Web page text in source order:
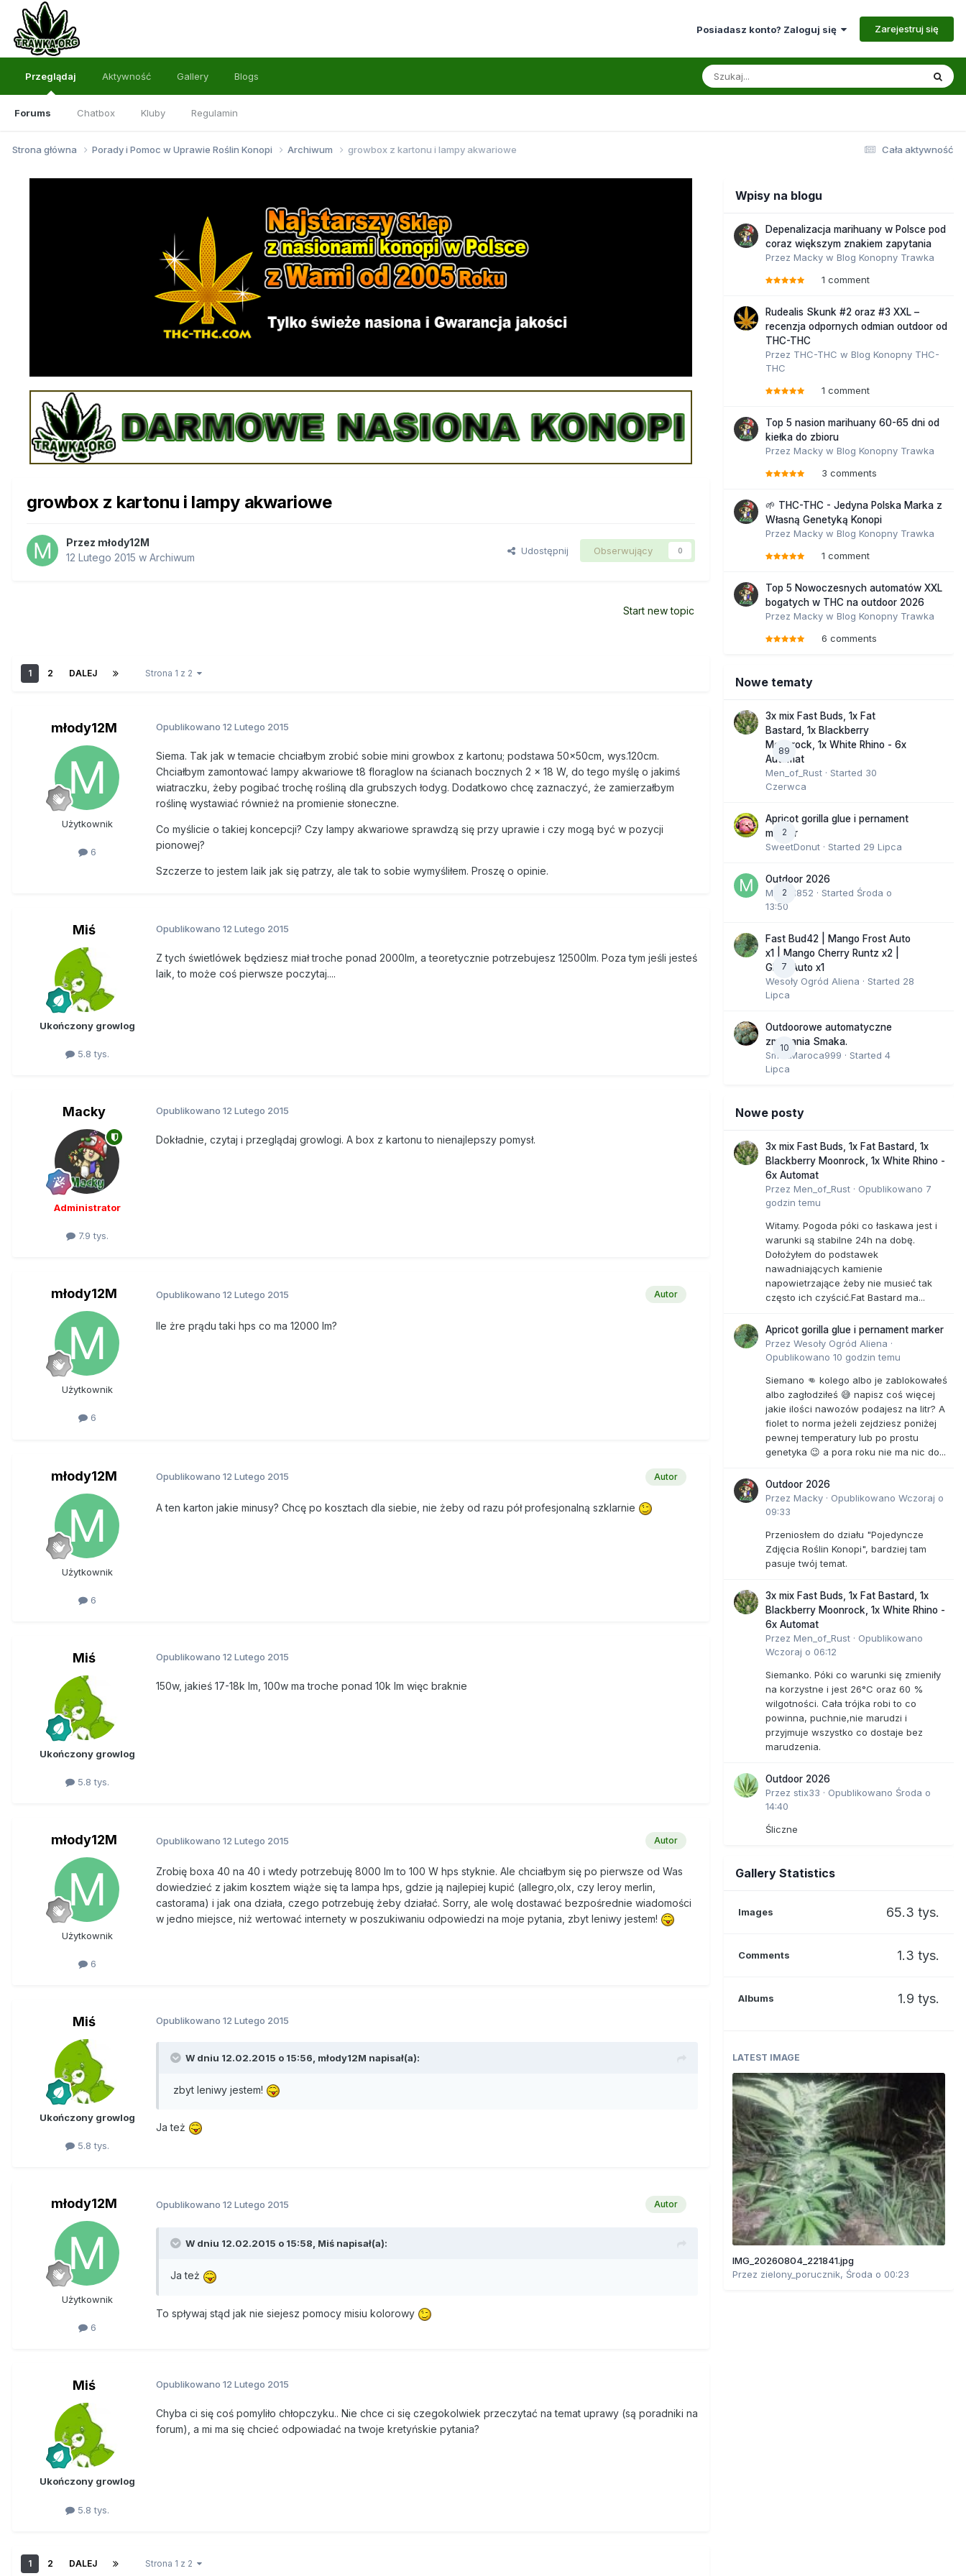
Posiadasz konto? Zaloguj się Zarejestruj się
Przeglądaj
Forums Chatbox Kluby Regulamin
Aktywność Gallery Blogs
Cała aktywność
Strona główna Porady i Pomoc w Uprawie Roślin Konopi Archiwum growbox z kartonu i lampy akwariowe
growbox z kartonu i lampy akwariowe
Przez młody12M
12 Lutego 2015 w Archiwum
Udostępnij Obserwujący 0
Start new topic
1 2 DALEJ Strona 1 z 2
młody12M
Użytkownik
6
Opublikowano 12 Lutego 2015
Siema. Tak jak w temacie chciałbym zrobić sobie mini growbox z kartonu; podstawa 50x50cm, wys.120cm.
Chciałbym zamontować lampy akwariowe t8 floraglow na ścianach bocznych 2 x 18 W, do tego myślę o jakimś
wiatraczku, żeby pogibać trochę rośliną dla grubszych łodyg. Dodatkowo chcę zaznaczyć, że zamierzałbym
roślinę wystawiać również na promienie słoneczne.
Co myślicie o takiej koncepcji? Czy lampy akwariowe sprawdzą się przy uprawie i czy mogą być w pozycji
pionowej?
Szczerze to jestem laik jak się patrzy, ale tak to sobie wymyśliłem. Proszę o opinie.
Miś
Ukończony growlog
5.8 tys.
Opublikowano 12 Lutego 2015
Z tych świetlówek będziesz miał troche ponad 2000lm, a teoretycznie potrzebujesz 12500lm. Poza tym jeśli jesteś
laik, to może coś pierwsze poczytaj....
Macky
Administrator
7.9 tys.
Opublikowano 12 Lutego 2015
Dokładnie, czytaj i przeglądaj growlogi. A box z kartonu to nienajlepszy pomysł.
młody12M
Użytkownik
6
Autor
Opublikowano 12 Lutego 2015
Ile żre prądu taki hps co ma 12000 lm?
młody12M
Użytkownik
6
Autor
Opublikowano 12 Lutego 2015
A ten karton jakie minusy? Chcę po kosztach dla siebie, nie żeby od razu pół profesjonalną szklarnie
Miś
Ukończony growlog
5.8 tys.
Opublikowano 12 Lutego 2015
150w, jakieś 17-18k lm, 100w ma troche ponad 10k lm więc braknie
młody12M
Użytkownik
6
Autor
Opublikowano 12 Lutego 2015
Zrobię boxa 40 na 40 i wtedy potrzebuję 8000 lm to 100 W hps styknie. Ale chciałbym się po pierwsze od Was
dowiedzieć z jakim kosztem wiąże się ta lampa hps, gdzie ją najlepiej kupić (allegro,olx, czy leroy merlin,
castorama) i jak ona działa, czego potrzebuję żeby działać. Sorry, ale wolę dostawać bezpośrednie wiadomości
w jedno miejsce, niż wertować internety w poszukiwaniu odpowiedzi na moje pytania, zbyt leniwy jestem!
Miś
Ukończony growlog
5.8 tys.
Opublikowano 12 Lutego 2015
W dniu 12.02.2015 o 15:56, młody12M napisał(a):
zbyt leniwy jestem!
Ja też
młody12M
Użytkownik
6
Autor
Opublikowano 12 Lutego 2015
W dniu 12.02.2015 o 15:58, Miś napisał(a):
Ja też
To spływaj stąd jak nie siejesz pomocy misiu kolorowy
Miś
Ukończony growlog
5.8 tys.
Opublikowano 12 Lutego 2015
Chyba ci się coś pomyliło chłopczyku.. Nie chce ci się czegokolwiek przeczytać na temat uprawy (są poradniki na
forum), a mi ma się chcieć odpowiadać na twoje kretyńskie pytania?
1 2 DALEJ Strona 1 z 2
Wpisy na blogu
Depenalizacja marihuany w Polsce pod
coraz większym znakiem zapytania
Przez Macky w Blog Konopny Trawka
1 comment
Rudealis Skunk #2 oraz #3 XXL –
recenzja odpornych odmian outdoor od
THC-THC
Przez THC-THC w Blog Konopny THC-
THC
1 comment
Top 5 nasion marihuany 60-65 dni od
kiełka do zbioru
Przez Macky w Blog Konopny Trawka
3 comments
🌱 THC-THC - Jedyna Polska Marka z
Własną Genetyką Konopi
Przez Macky w Blog Konopny Trawka
1 comment
Top 5 Nowoczesnych automatów XXL
bogatych w THC na outdoor 2026
Przez Macky w Blog Konopny Trawka
6 comments
Nowe tematy
89
3x mix Fast Buds, 1x Fat
Bastard, 1x Blackberry
Moonrock, 1x White Rhino - 6x
Automat
Men_of_Rust · Started 30
Czerwca
2
Apricot gorilla glue i pernament
marker
SweetDonut · Started 29 Lipca
2
Outdoor 2026
Marcel852 · Started Środa o
13:50
7
Fast Bud42 | Mango Frost Auto
x1 | Mango Cherry Runtz x2 |
GMO Auto x1
Wesoły Ogród Aliena · Started 28
Lipca
10
Outdoorowe automatyczne
zmagania Smaka.
SmakMaroca999 · Started 4
Lipca
Nowe posty
3x mix Fast Buds, 1x Fat Bastard, 1x
Blackberry Moonrock, 1x White Rhino -
6x Automat
Przez Men_of_Rust · Opublikowano 7
godzin temu
Witamy. Pogoda póki co łaskawa jest i
warunki są stabilne 24h na dobę.
Dołożyłem do podstawek
nawadniających kamienie
napowietrzające żeby nie musieć tak
często ich czyścić.Fat Bastard ma...
Apricot gorilla glue i pernament marker
Przez Wesoły Ogród Aliena ·
Opublikowano 10 godzin temu
Siemano 👊 kolego albo je zablokowałeś
albo zagłodziłeś 😅 napisz coś więcej
jakie ilości nawozów podajesz na litr? A
fiolet to norma jeżeli zejdziesz poniżej
pewnej temperatury lub po prostu
genetyka 😉 a pora roku nie ma nic do...
Outdoor 2026
Przez Macky · Opublikowano Wczoraj o
09:33
Przeniosłem do działu "Pojedyncze
Zdjęcia Roślin Konopi", bardziej tam
pasuje twój temat.
3x mix Fast Buds, 1x Fat Bastard, 1x
Blackberry Moonrock, 1x White Rhino -
6x Automat
Przez Men_of_Rust · Opublikowano
Wczoraj o 06:12
Siemanko. Póki co warunki się zmieniły
na korzystne i jest 26°C oraz 60 %
wilgotności. Cała trójka robi to co
powinna, puchnie,nie marudzi i
przyjmuje wszystko co dostaje bez
marudzenia.
Outdoor 2026
Przez stix33 · Opublikowano Środa o
14:40
Śliczne
Gallery Statistics
Images 65.3 tys.
Comments 1.3 tys.
Albums 1.9 tys.
LATEST IMAGE
IMG_20260804_221841.jpg
Przez zielony_porucznik, Środa o 00:23